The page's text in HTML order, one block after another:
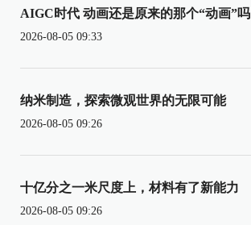
AIGC时代 动画还是原来的那个“动画”吗
2026-08-05 09:33
纳米制造，探索微观世界的无限可能
2026-08-05 09:26
十亿分之一米尺度上，材料有了新能力
2026-08-05 09:26